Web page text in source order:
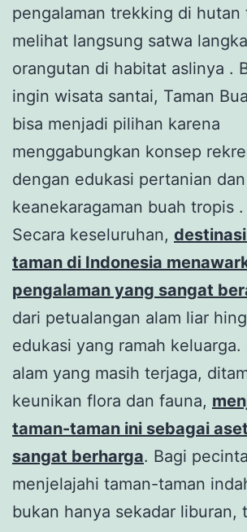
pengalaman trekking di hutan
melihat langsung satwa
orangutan di habitat aslinya .
ingin wisata santai, Taman
bisa menjadi pilihan karena
menggabungkan konsep
dengan edukasi pertanian dan
keanekaragaman buah tropis .
Secara keseluruhan,
taman di Indonesia
pengalaman yang sangat
dari petualangan alam liar
edukasi yang ramah keluarga.
alam yang masih terjaga,
keunikan flora dan fauna,
taman-taman ini sebagai
sangat berharga. Bagi
menjelajahi taman-taman
bukan hanya sekadar liburan,